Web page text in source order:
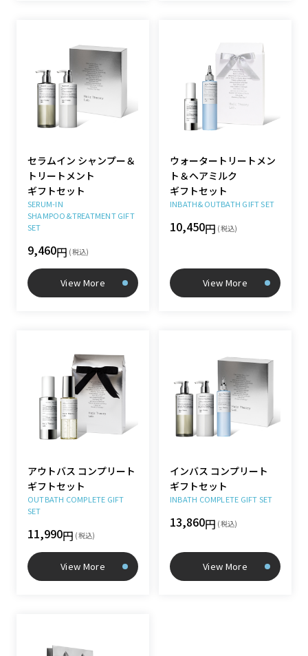
セラムイン シャンプー＆
トリートメント
ギフトセット
SERUM-IN
SHAMPOO&TREATMENT GIFT
SET
9,460円 (税込)
View More
ウォータートリートメン
ト＆ヘアミルク
ギフトセット
INBATH&OUTBATH GIFT SET
10,450円 (税込)
View More
アウトバス コンプリート
ギフトセット
OUTBATH COMPLETE GIFT
SET
11,990円 (税込)
View More
インバス コンプリート
ギフトセット
INBATH COMPLETE GIFT SET
13,860円 (税込)
View More